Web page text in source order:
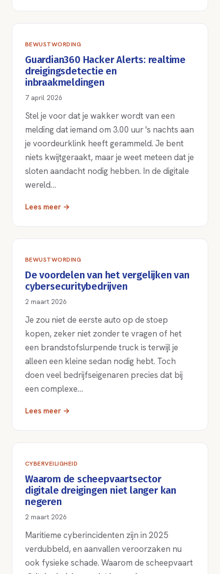
BEWUSTWORDING
Guardian360 Hacker Alerts: realtime
dreigingsdetectie en
inbraakmeldingen
7 april 2026
Stel je voor dat je wakker wordt van een
melding dat iemand om 3.00 uur 's nachts aan
je voordeurklink heeft gerammeld. Je bent
niets kwijtgeraakt, maar je weet meteen dat je
sloten aandacht nodig hebben. In de digitale
wereld…
Lees meer →
BEWUSTWORDING
De voordelen van het vergelijken van
cybersecuritybedrijven
2 maart 2026
Je zou niet de eerste auto op de stoep
kopen, zeker niet zonder te vragen of het
een brandstofslurpende truck is terwijl je
alleen een kleine sedan nodig hebt. Toch
doen veel bedrijfseigenaren precies dat bij
een complexe…
Lees meer →
CYBERVEILIGHEID
Waarom de scheepvaartsector
digitale dreigingen niet langer kan
negeren
2 maart 2026
Maritieme cyberincidenten zijn in 2025
verdubbeld, en aanvallen veroorzaken nu
ook fysieke schade. Waarom de scheepvaart